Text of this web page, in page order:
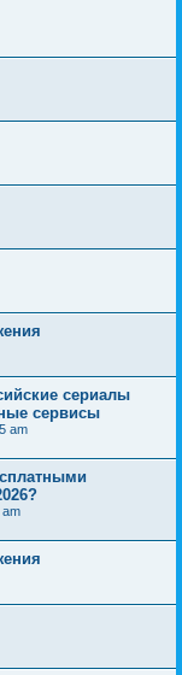
сериалы
сервисы
am
am